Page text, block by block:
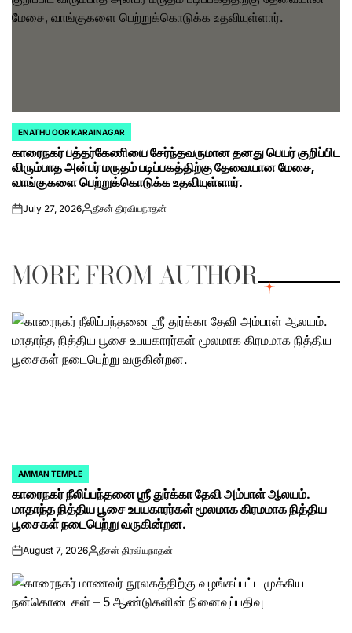
POSTED
IN
ENATHU OOR KARAINAGAR
காரைநகர் பத்தர்கேணியை சேர்ந்தவருமான தனது பெயர் குறிப்பிட
விரும்பாத அன்பர் மருதம் படிப்பகத்திற்கு தேவையான மேசை,
வாங்குகளை பெற்றுக்கொடுக்க உதவியுள்ளார்.
onJuly 27, 2026Posted
தீசன் திரவியநாதன்
MORE FROM AUTHOR
POSTED
IN
AMMAN TEMPLE
காரைநகர் நீலிப்பந்தனை ஶ்ரீ துர்க்கா தேவி அம்பாள் ஆலயம்.
மாதாந்த நித்திய பூசை உபயகாரர்கள் மூலமாக கிரமமாக நித்திய
பூசைகள் நடைபெற்று வருகின்றன.
onAugust 7, 2026Posted
தீசன் திரவியநாதன்